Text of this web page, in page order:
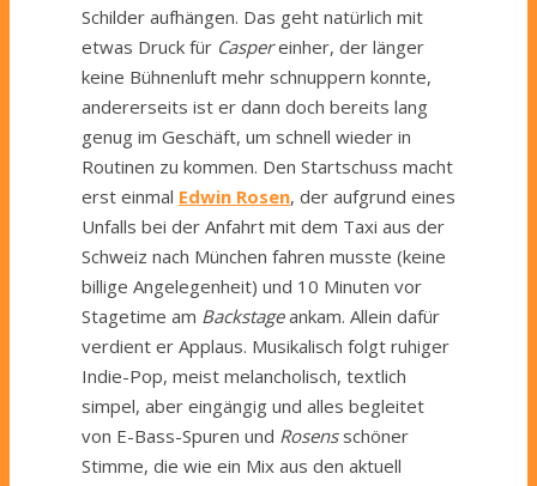
Schilder aufhängen. Das geht natürlich mit
etwas Druck für Caspereinher, der länger
keine Bühnenluft mehr schnuppern konnte,
andererseits ist er dann doch bereits lang
genug im Geschäft, um schnell wieder in
Routinen zu kommen. Den Startschuss macht
erst einmal Edwin Rosen, der aufgrund eines
Unfalls bei der Anfahrt mit dem Taxi aus der
Schweiz nach München fahren musste (keine
billige Angelegenheit) und 10 Minuten vor
Stagetime am Backstageankam. Allein dafür
verdient er Applaus. Musikalisch folgt ruhiger
Indie-Pop, meist melancholisch, textlich
simpel, aber eingängig und alles begleitet
von E-Bass-Spuren und Rosensschöner
Stimme, die wie ein Mix aus den aktuell